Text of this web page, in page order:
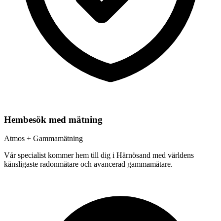
Hembesök med mätning
Atmos + Gammamätning
Vår specialist kommer hem till dig i Härnösand med världens
känsligaste radonmätare och avancerad gammamätare.